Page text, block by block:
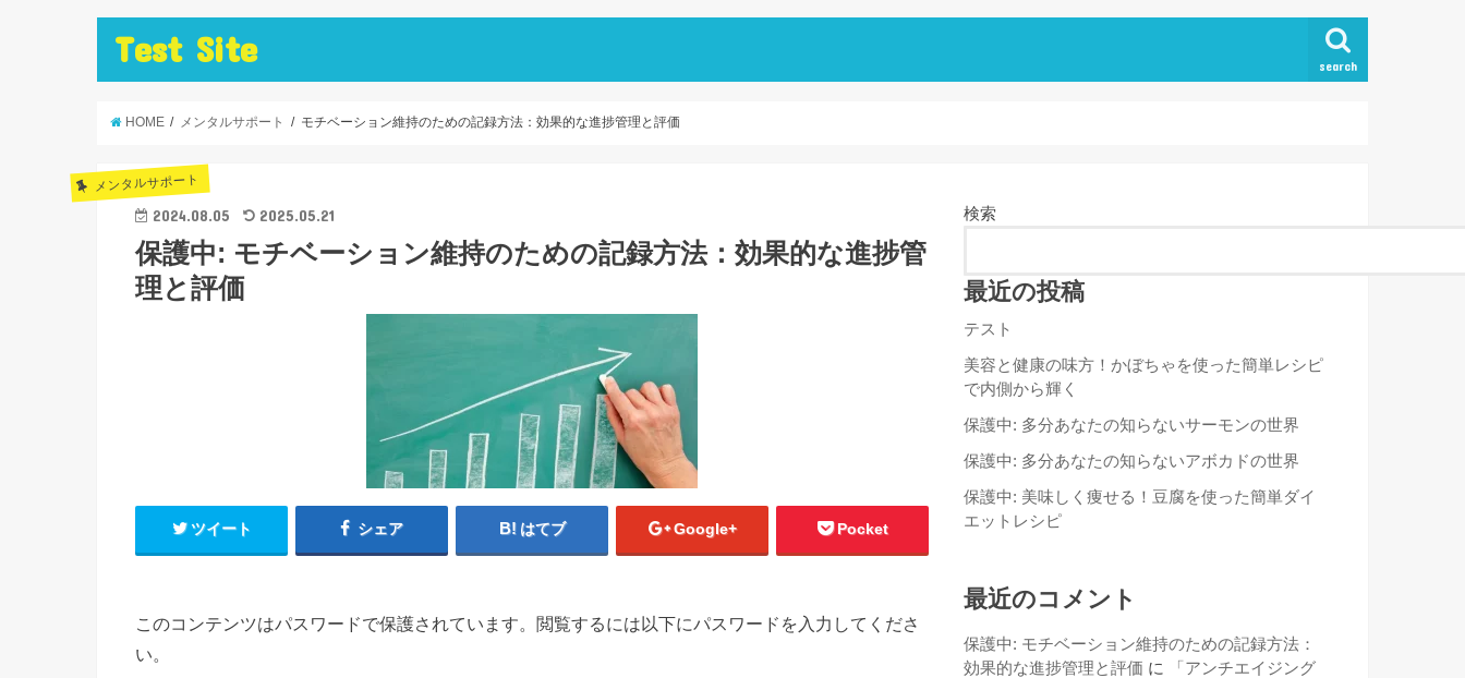
Test Site search
HOME メンタルサポート モチベーション維持のための記録方法：効果的な進捗管理と評価
メンタルサポート
2024.08.05 2025.05.21
保護中: モチベーション維持のための記録方法：効果的な進捗管
理と評価
ツイート シェア はてブ Google+ Pocket
このコンテンツはパスワードで保護されています。閲覧するには以下にパスワードを入力してくださ
い。
検索
最近の投稿
テスト
美容と健康の味方！かぼちゃを使った簡単レシピ
で内側から輝く
保護中: 多分あなたの知らないサーモンの世界
保護中: 多分あなたの知らないアボカドの世界
保護中: 美味しく痩せる！豆腐を使った簡単ダイ
エットレシピ
最近のコメント
保護中: モチベーション維持のための記録方法：
効果的な進捗管理と評価 に
「アンチエイジング